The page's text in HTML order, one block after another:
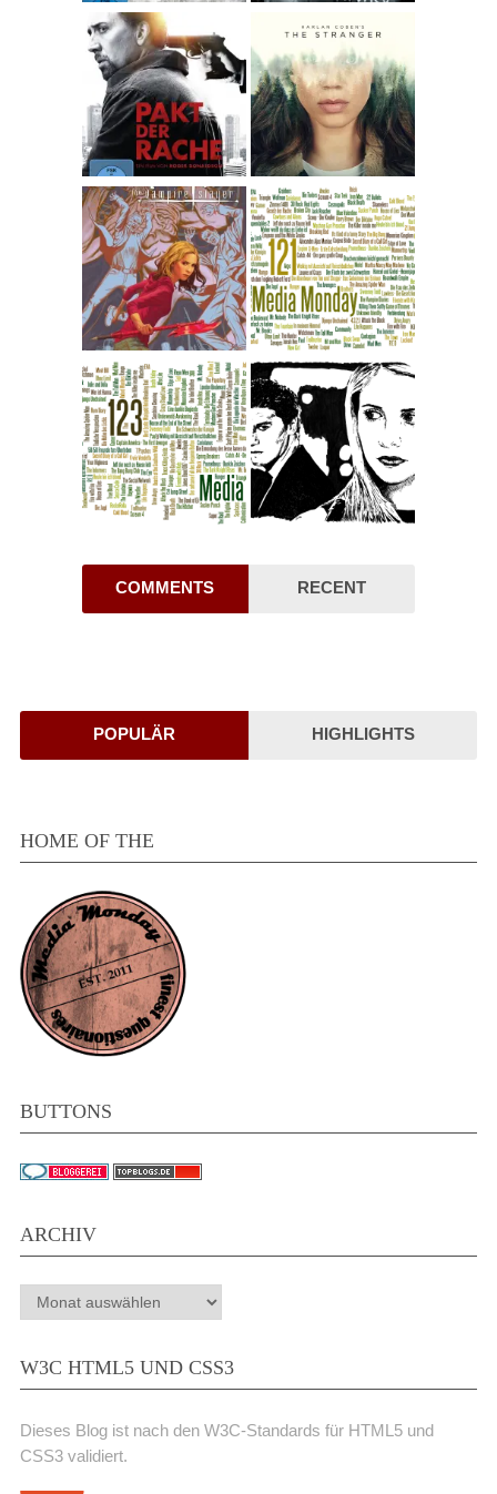
COMMENTS RECENT
POPULÄR HIGHLIGHTS
HOME OF THE
BUTTONS
ARCHIV
Archiv
W3C HTML5 UND CSS3
Dieses Blog ist nach den W3C-Standards für HTML5 und
CSS3 validiert.